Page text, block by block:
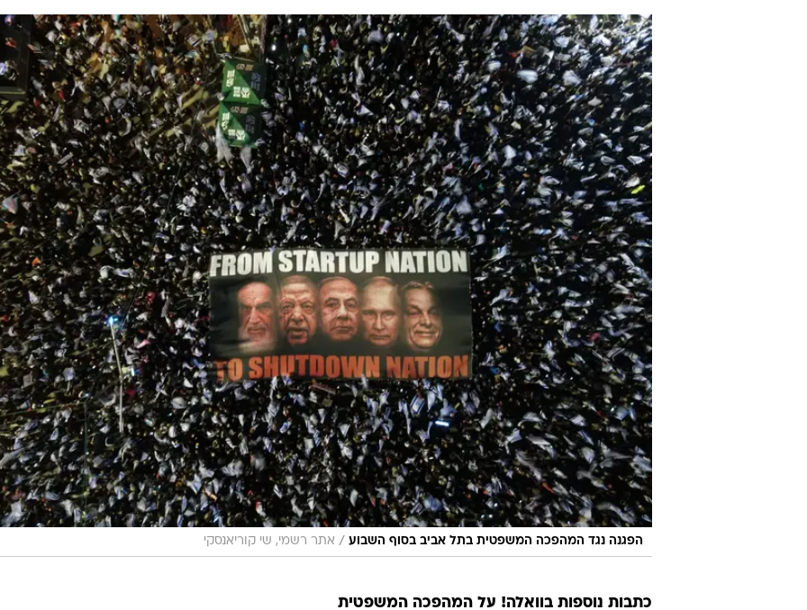
הפגנה נגד המהפכה המשפטית בתל אביב בסוף השבוע / אתר רשמי, שי קוריאנסקי
כתבות נוספות בוואלה! על המהפכה המשפטית